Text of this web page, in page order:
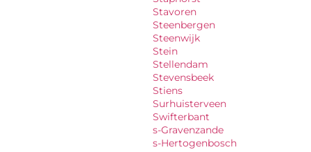
Stavoren
Steenbergen
Steenwijk
Stein
Stellendam
Stevensbeek
Stiens
Surhuisterveen
Swifterbant
s-Gravenzande
s-Hertogenbosch